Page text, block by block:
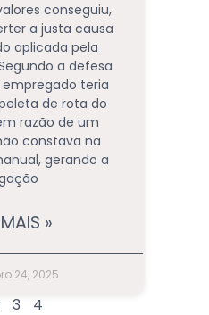
conseguiu,
a justa causa
aplicada pela
a defesa
teria
de rota do
razão de um
constava na
gerando a
»
24, 2025
3 4